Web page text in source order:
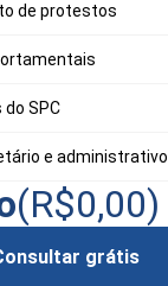
de protestos
SPC
e administrativo
(R$0,00)
grátis